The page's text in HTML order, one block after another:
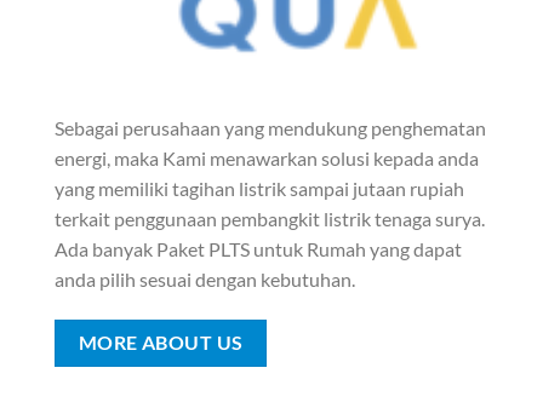
Sebagai perusahaan yang mendukung penghematan
energi, maka Kami menawarkan solusi kepada anda
yang memiliki tagihan listrik sampai jutaan rupiah
terkait penggunaan pembangkit listrik tenaga surya.
Ada banyak Paket PLTS untuk Rumah yang dapat
anda pilih sesuai dengan kebutuhan.
MORE ABOUT US